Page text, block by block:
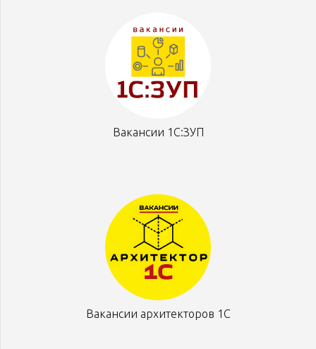
Вакансии 1С:ЗУП
Вакансии архитекторов 1С